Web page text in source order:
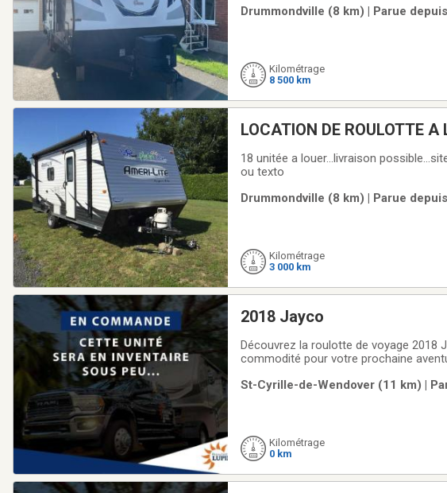
incluses
Drummondville (8 km) | Parue
Kilométrage
8 500 km
LOCATION DE ROULOTTE A
18 unitée a louer...livraison
ou texto
Drummondville (8 km) | Parue
Kilométrage
3 000 km
2018 Jayco
Découvrez la roulotte de voyage 2018
commodité pour votre prochaine
petites familles à la recherche dun
St-Cyrille-de-Wendover (11 km) |
Kilométrage
0 km